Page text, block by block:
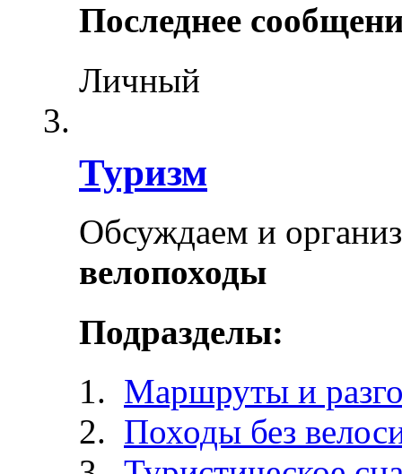
Последнее
Личный
Туризм
Обсуждаем и
велопоходы
Подразделы:
Маршруты и
Походы без